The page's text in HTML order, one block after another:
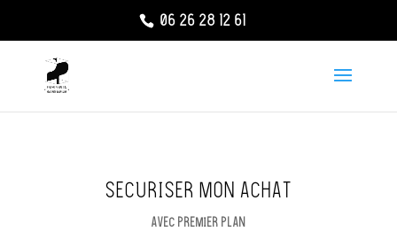
06 26 28 12 61
SECURISER MON ACHAT
AVEC PREMIER PLAN